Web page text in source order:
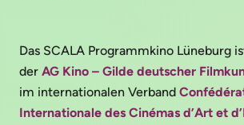
Das SCALA Programmkino Lüneburg
der AG Kino – Gilde deutscher
im internationalen Verband
Internationale des Cinémas d’Art et